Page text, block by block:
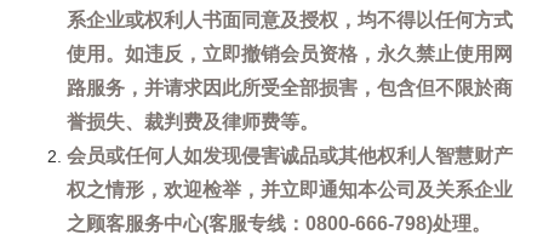
系企业或权利人书面同意及授权，均不得以任何方式
使用。如违反，立即撤销会员资格，永久禁止使用网
路服务，并请求因此所受全部损害，包含但不限於商
誉损失、裁判费及律师费等。
会员或任何人如发现侵害诚品或其他权利人智慧财产
权之情形，欢迎检举，并立即通知本公司及关系企业
之顾客服务中心(客服专线：0800-666-798)处理。